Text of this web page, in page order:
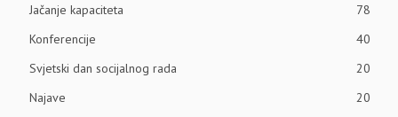
Jačanje kapaciteta
78
Konferencije
40
Svjetski dan socijalnog rada
20
Najave
20